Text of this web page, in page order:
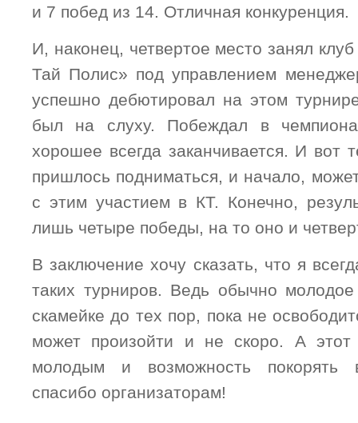
и 7 побед из 14. Отличная конкуренция.
И, наконец, четвертое место занял
Тай Полис» под управлением
успешно дебютировал на этом
был на слуху. Побеждал в
хорошее всегда заканчивается. И вот
пришлось подниматься, и начало,
с этим участием в КТ. Конечно,
лишь четыре победы, на то оно и
В заключение хочу сказать, что я
таких турниров. Ведь обычно
скамейке до тех пор, пока не
может произойти и не скоро. А этот
молодым и возможность покорять
спасибо организаторам!